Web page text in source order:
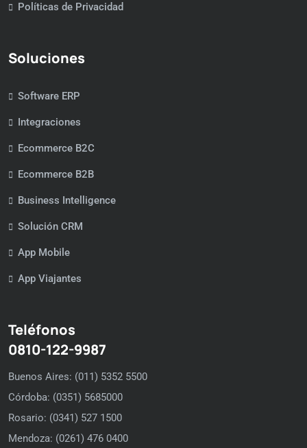
Políticas de Privacidad
Soluciones
Software ERP
Integraciones
Ecommerce B2C
Ecommerce B2B
Business Intelligence
Solución CRM
App Mobile
App Viajantes
Teléfonos
0810-122-9987
Buenos Aires: (011) 5352 5500
Córdoba: (0351) 5685000
Rosario: (0341) 527 1500
Mendoza: (0261) 476 0400